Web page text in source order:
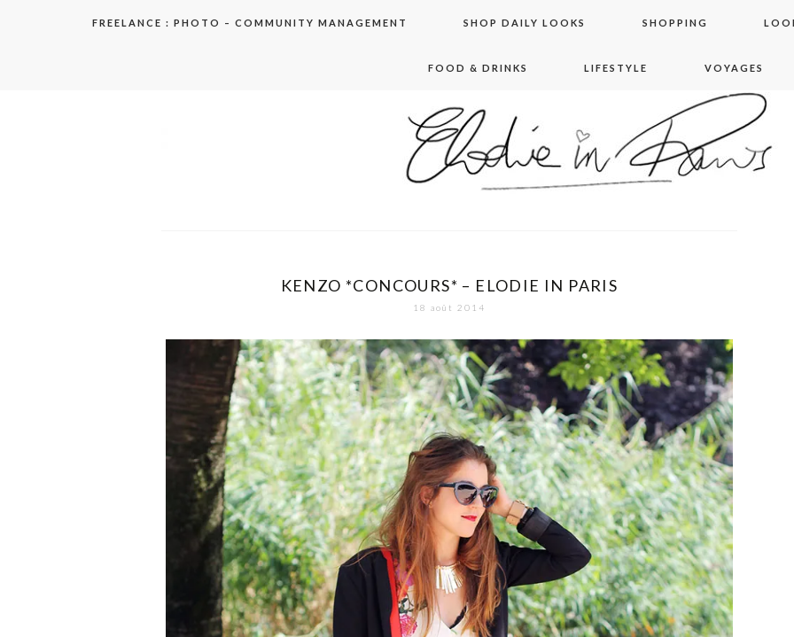
FREELANCE : PHOTO – COMMUNITY MANAGEMENT SHOP DAILY LOOKS SHOPPING
FOOD & DRINKS LIFESTYLE VOYAGES
elodie in paris
KENZO *CONCOURS* – ELODIE IN PARIS
18 août 2014